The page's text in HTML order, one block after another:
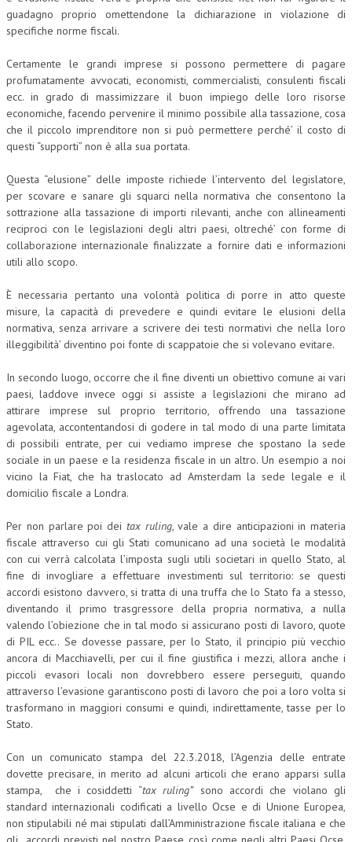
guadagno proprio omettendone la dichiarazione in violazione di
specifiche norme fiscali.
Certamente le grandi imprese si possono permettere di pagare
profumatamente avvocati, economisti, commercialisti, consulenti fiscali
ecc. in grado di massimizzare il buon impiego delle loro risorse
economiche, facendo pervenire il minimo possibile alla tassazione, cosa
che il piccolo imprenditore non si può permettere perché’ il costo di
questi “supporti” non è alla sua portata.
Questa “elusione” delle imposte richiede l’intervento del legislatore,
per scovare e sanare gli squarci nella normativa che consentono la
sottrazione alla tassazione di importi rilevanti, anche con allineamenti
reciproci con le legislazioni degli altri paesi, oltreché’ con forme di
collaborazione internazionale finalizzate a fornire dati e informazioni
utili allo scopo.
È necessaria pertanto una volontà politica di porre in atto queste
misure, la capacità di prevedere e quindi evitare le elusioni della
normativa, senza arrivare a scrivere dei testi normativi che nella loro
illeggibilità’ diventino poi fonte di scappatoie che si volevano evitare.
In secondo luogo, occorre che il fine diventi un obiettivo comune ai vari
paesi, laddove invece oggi si assiste a legislazioni che mirano ad
attirare imprese sul proprio territorio, offrendo una tassazione
agevolata, accontentandosi di godere in tal modo di una parte limitata
di possibili entrate, per cui vediamo imprese che spostano la sede
sociale in un paese e la residenza fiscale in un altro. Un esempio a noi
vicino la Fiat, che ha traslocato ad Amsterdam la sede legale e il
domicilio fiscale a Londra.
Per non parlare poi dei tax ruling, vale a dire anticipazioni in materia
fiscale attraverso cui gli Stati comunicano ad una società le modalità
con cui verrà calcolata l’imposta sugli utili societari in quello Stato, al
fine di invogliare a effettuare investimenti sul territorio: se questi
accordi esistono davvero, si tratta di una truffa che lo Stato fa a stesso,
diventando il primo trasgressore della propria normativa, a nulla
valendo l’obiezione che in tal modo si assicurano posti di lavoro, quote
di PIL ecc.. Se dovesse passare, per lo Stato, il principio più vecchio
ancora di Macchiavelli, per cui il fine giustifica i mezzi, allora anche i
piccoli evasori locali non dovrebbero essere perseguiti, quando
attraverso l’evasione garantiscono posti di lavoro che poi a loro volta si
trasformano in maggiori consumi e quindi, indirettamente, tasse per lo
Stato.
Con un comunicato stampa del 22.3.2018, l’Agenzia delle entrate
dovette precisare, in merito ad alcuni articoli che erano apparsi sulla
stampa, che i cosiddetti “tax ruling”sono accordi che violano gli
standard internazionali codificati a livello Ocse e di Unione Europea,
non stipulabili né mai stipulati dall’Amministrazione fiscale italiana e che